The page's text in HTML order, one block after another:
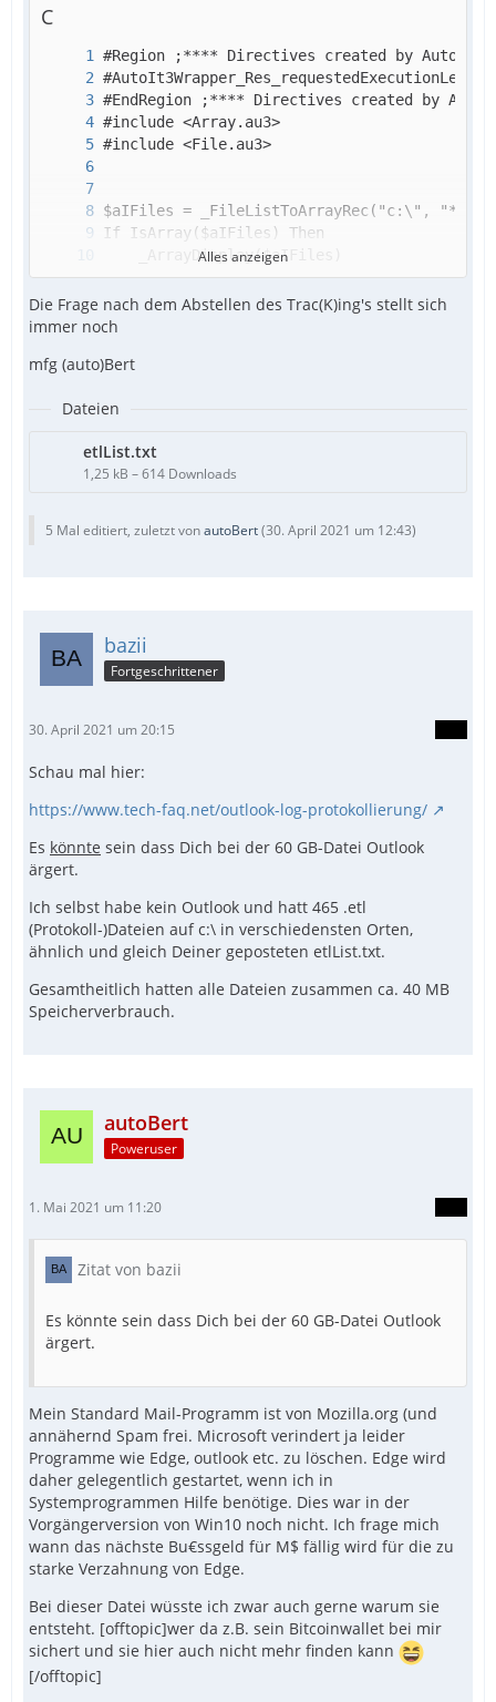
C
Alles anzeigen
Die Frage nach dem Abstellen des Trac(K)ing's stellt sich
immer noch
mfg (auto)Bert
Dateien
etlList.txt
1,25 kB – 614 Downloads
5 Mal editiert, zuletzt vonautoBert(30. April 2021 um 12:43)
bazii
Fortgeschrittener
30. April 2021 um 20:15
Schau mal hier:
https://www.tech-faq.net/outlook-log-protokollierung/
Es könnte sein dass Dich bei der 60 GB-Datei Outlook
ärgert.
Ich selbst habe kein Outlook und hatt 465 .etl
(Protokoll-)Dateien auf c:\ in verschiedensten Orten,
ähnlich und gleich Deiner geposteten etlList.txt.
Gesamtheitlich hatten alle Dateien zusammen ca. 40 MB
Speicherverbrauch.
autoBert
Poweruser
1. Mai 2021 um 11:20
Zitat von bazii
Es könnte sein dass Dich bei der 60 GB-Datei Outlook
ärgert.
Mein Standard Mail-Programm ist von Mozilla.org (und
annähernd Spam frei. Microsoft verindert ja leider
Programme wie Edge, outlook etc. zu löschen. Edge wird
daher gelegentlich gestartet, wenn ich in
Systemprogrammen Hilfe benötige. Dies war in der
Vorgängerversion von Win10 noch nicht. Ich frage mich
wann das nächste Bu€ssgeld für M$ fällig wird für die zu
starke Verzahnung von Edge.
Bei dieser Datei wüsste ich zwar auch gerne warum sie
entsteht. [offtopic]wer da z.B. sein Bitcoinwallet bei mir
sichert und sie hier auch nicht mehr finden kann
[/offtopic]